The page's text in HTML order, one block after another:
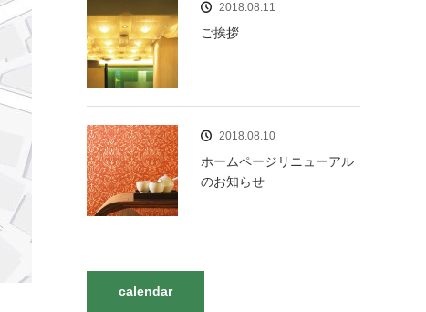
2018.08.11
ご挨拶
2018.08.10
ホームページリニューアル
のお知らせ
calendar